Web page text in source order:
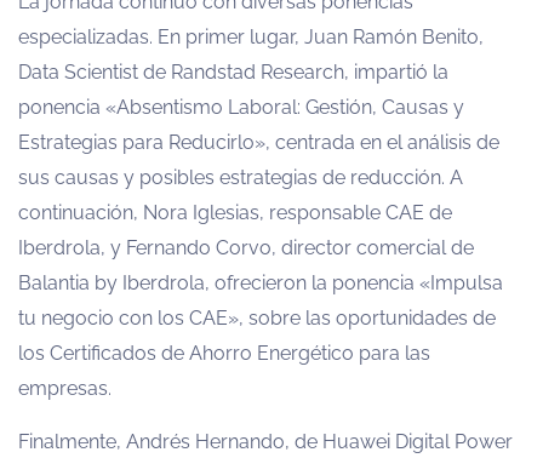
especializadas. En primer lugar, Juan Ramón Benito,
Data Scientist de Randstad Research, impartió la
ponencia «Absentismo Laboral: Gestión, Causas y
Estrategias para Reducirlo», centrada en el análisis de
sus causas y posibles estrategias de reducción. A
continuación, Nora Iglesias, responsable CAE de
Iberdrola, y Fernando Corvo, director comercial de
Balantia by Iberdrola, ofrecieron la ponencia «Impulsa
tu negocio con los CAE», sobre las oportunidades de
los Certificados de Ahorro Energético para las
empresas.
Finalmente, Andrés Hernando, de Huawei Digital Power